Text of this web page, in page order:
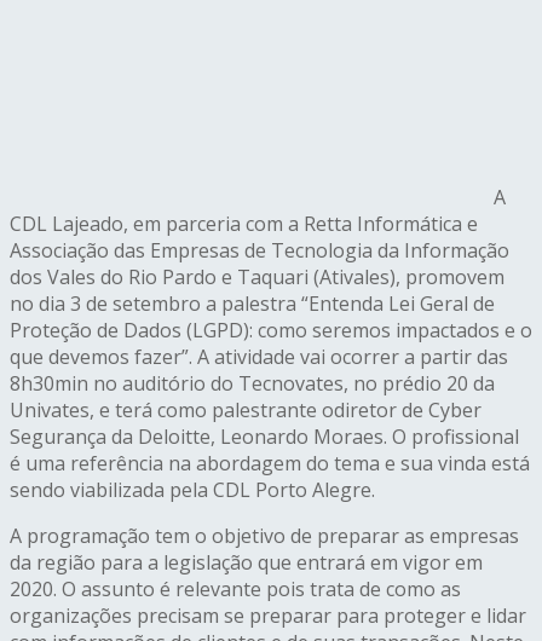
A
CDL Lajeado, em parceria com a Retta Informática e
Associação das Empresas de Tecnologia da Informação
dos Vales do Rio Pardo e Taquari (Ativales), promovem
no dia 3 de setembro a palestra “Entenda Lei Geral de
Proteção de Dados (LGPD): como seremos impactados e o
que devemos fazer”. A atividade vai ocorrer a partir das
8h30min no auditório do Tecnovates, no prédio 20 da
Univates, e terá como palestrante odiretor de Cyber
Segurança da Deloitte, Leonardo Moraes. O profissional
é uma referência na abordagem do tema e sua vinda está
sendo viabilizada pela CDL Porto Alegre.
A programação tem o objetivo de preparar as empresas
da região para a legislação que entrará em vigor em
2020. O assunto é relevante pois trata de como as
organizações precisam se preparar para proteger e lidar